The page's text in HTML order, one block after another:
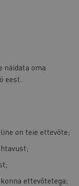
näidata oma
eest.
on teie ettevõte;
ettevõtetega;